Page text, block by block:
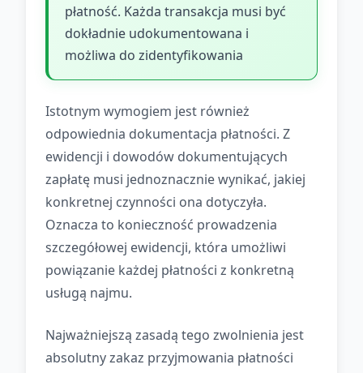
płatność. Każda transakcja musi być
dokładnie udokumentowana i
możliwa do zidentyfikowania
Istotnym wymogiem jest również
odpowiednia dokumentacja płatności. Z
ewidencji i dowodów dokumentujących
zapłatę musi jednoznacznie wynikać, jakiej
konkretnej czynności ona dotyczyła.
Oznacza to konieczność prowadzenia
szczegółowej ewidencji, która umożliwi
powiązanie każdej płatności z konkretną
usługą najmu.
Najważniejszą zasadą tego zwolnienia jest
absolutny zakaz przyjmowania płatności